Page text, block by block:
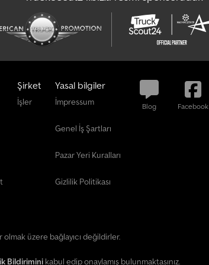
u
ş
u
Şirket
İşler
Yasal bilgiler
İmpressum
Genel İş Şartları
Pazar Yeri Kuralları
Gizlilik Politikası
Blog Facebook
üzere bağlayıcı değildirler.
Bildirimini kabul edip onaylamış bulunmaktasınız.